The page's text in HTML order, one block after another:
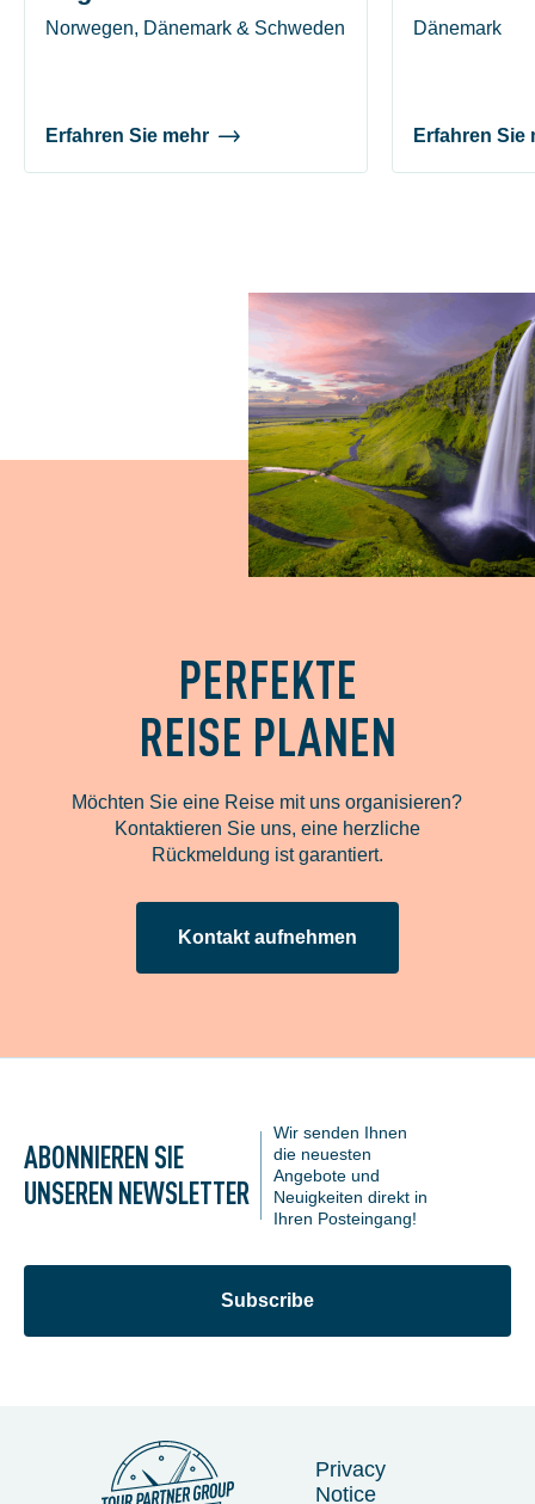
Norwegen, Dänemark & Schweden
Erfahren Sie mehr
Dänemark
Erfahren Sie
PERFEKTE
REISE PLANEN
Möchten Sie eine Reise mit uns organisieren?
Kontaktieren Sie uns, eine herzliche
Rückmeldung ist garantiert.
Kontakt aufnehmen
ABONNIEREN SIE
UNSEREN NEWSLETTER
Wir senden Ihnen
die neuesten
Angebote und
Neuigkeiten direkt in
Ihren Posteingang!
Subscribe
Privacy
Notice